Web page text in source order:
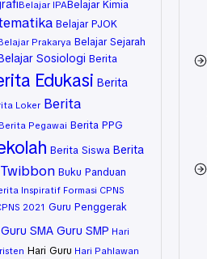
Belajar IPABelajar Kimia
Belajar PJOK
Prakarya Belajar Sejarah
Sosiologi Berita
Edukasi Berita
Loker Berita
Berita Pegawai Berita PPG
Berita Siswa Berita
Buku Panduan
Inspiratif Formasi CPNS
2021 Guru Penggerak
Guru SMA Guru SMP Hari
Hari Guru Hari Pahlawan